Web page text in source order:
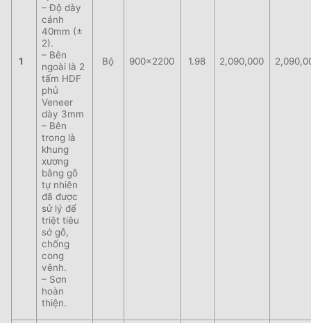
1
– Độ dày
cánh
40mm (±
2).
– Bên
ngoài là 2
tấm HDF
phủ
Veneer
dày 3mm
– Bên
trong là
khung
xương
bằng gỗ
tự nhiên
đã được
sử lý để
triệt tiêu
sớ gỗ,
chống
cong
vênh.
– Sơn
hoàn
thiện.
Bộ 900×2200 1.98 2,090,000